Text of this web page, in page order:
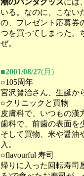
潮のパンダグッズには
いる。なのに、こない
の、プレゼント応募券
つを買ってしまった。
ぜ。
■2001/08/27(月)
○105周年
宮沢賢治さん、生誕か
○クリニックと買物
皮膚科で、いつもの漢
歯科で、前歯の表面を
そして買物、米や醤油
入。
○flavourful 寿司
帰りに入った回転寿司